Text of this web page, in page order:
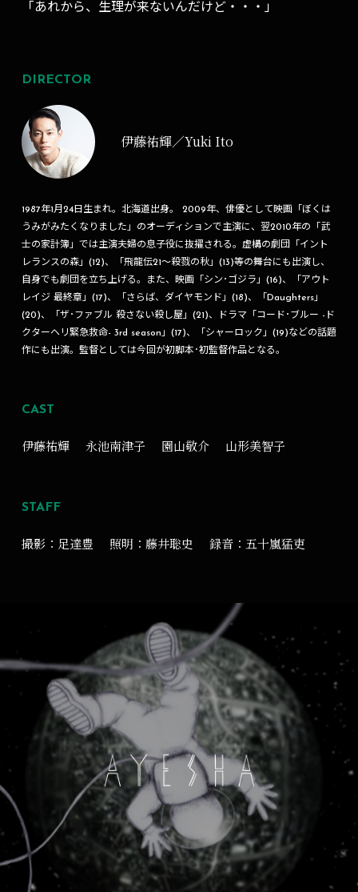
「あれから、生理が来ないんだけど・・・」
DIRECTOR
伊藤祐輝／Yuki Ito
1987年1月24日生まれ。北海道出身。 2009年、俳優として映画「ぼくは
うみがみたくなりました」のオーディションで主演に、翌2010年の「武
士の家計簿」では主演夫婦の息子役に抜擢される。虚構の劇団「イント
レランスの森」(12)、「飛龍伝21～殺戮の秋」(13)等の舞台にも出演し、
自身でも劇団を立ち上げる。また、映画「シン･ゴジラ」(16)、「アウト
レイジ 最終章」(17)、「さらば、ダイヤモンド」(18)、「Daughters」
(20)、「ザ･ファブル 殺さない殺し屋」(21)、ドラマ「コード･ブルー -ド
クターヘリ緊急救命- 3rd season」(17)、「シャーロック」(19)などの話題
作にも出演。監督としては今回が初脚本･初監督作品となる。
CAST
伊藤祐輝 永池南津子 園山敬介 山形美智子
STAFF
撮影：足達豊 照明：藤井聡史 録音：五十嵐猛吏